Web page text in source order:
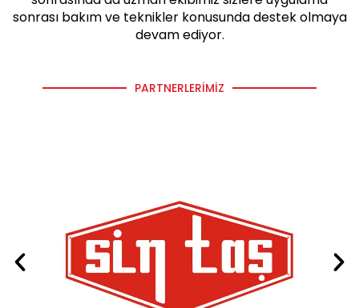
sonrası bakım ve teknikler konusunda destek olmaya
devam ediyor.
PARTNERLERIMIZ